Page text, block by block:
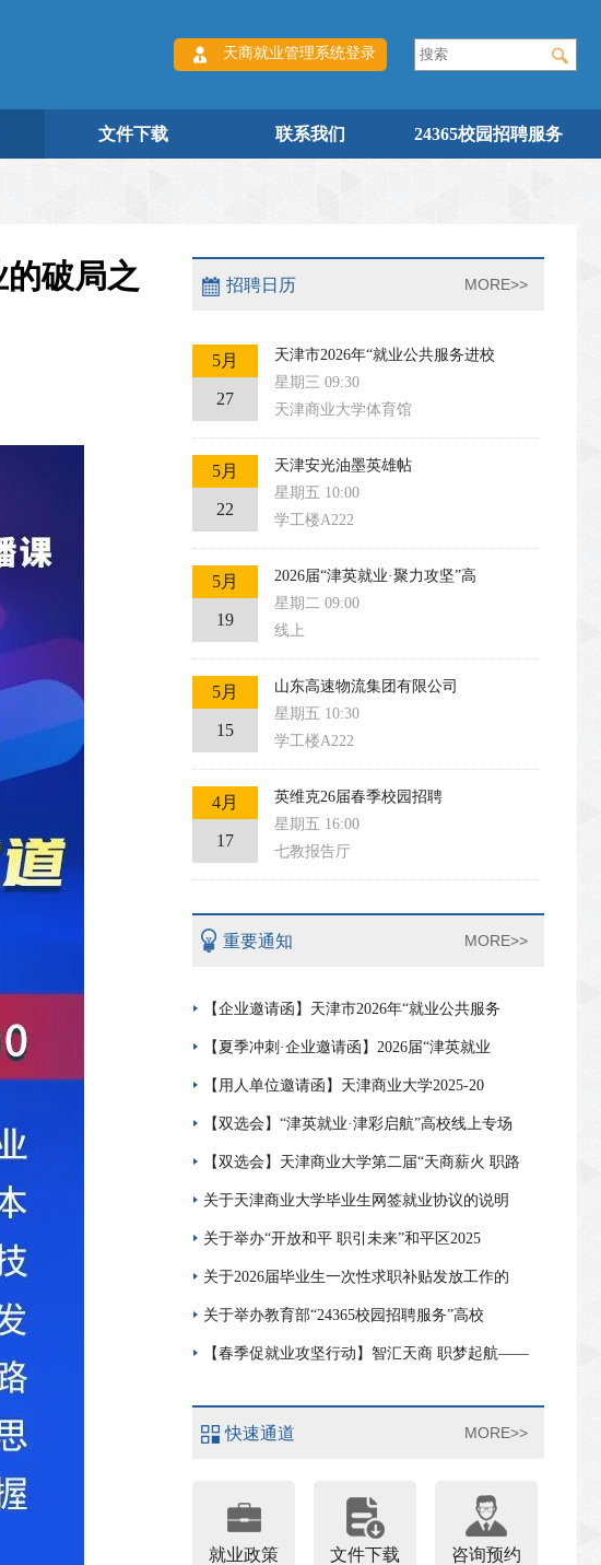
天商就业管理系统登录
文件下载 联系我们 24365校园招聘服务
破局之
招聘日历 MORE>>
5月
27
天津市2026年“就业公共服务进校
星期三 09:30
天津商业大学体育馆
5月
22
天津安光油墨英雄帖
星期五 10:00
学工楼A222
5月
19
2026届“津英就业·聚力攻坚”高
星期二 09:00
线上
5月
15
山东高速物流集团有限公司
星期五 10:30
学工楼A222
4月
17
英维克26届春季校园招聘
星期五 16:00
七教报告厅
重要通知 MORE>>
【企业邀请函】天津市2026年“就业公共服务
【夏季冲刺·企业邀请函】2026届“津英就业
【用人单位邀请函】天津商业大学2025-20
【双选会】“津英就业·津彩启航”高校线上专场
【双选会】天津商业大学第二届“天商薪火 职路
关于天津商业大学毕业生网签就业协议的说明
关于举办“开放和平 职引未来”和平区2025
关于2026届毕业生一次性求职补贴发放工作的
关于举办教育部“24365校园招聘服务”高校
【春季促就业攻坚行动】智汇天商 职梦起航——
快速通道 MORE>>
就业政策 文件下载 咨询预约